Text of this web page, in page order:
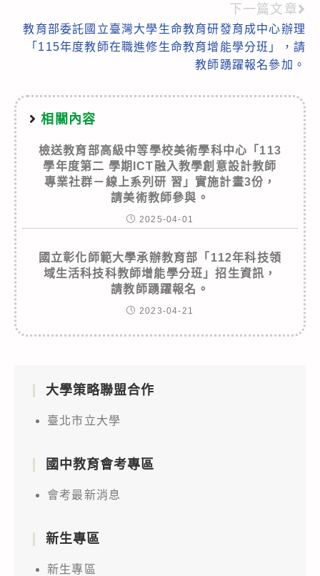
下一篇文章
教育部委託國立臺灣大學生命教育研發育成中心辦理
「115年度教師在職進修生命教育增能學分班」，請
教師踴躍報名參加。
相關內容
檢送教育部高級中等學校美術學科中心「113
學年度第二 學期ICT融入教學創意設計教師
專業社群－線上系列研 習」實施計畫3份，
請美術教師參與。
2025-04-01
國立彰化師範大學承辦教育部「112年科技領
域生活科技科教師增能學分班」招生資訊，
請教師踴躍報名。
2023-04-21
大學策略聯盟合作
臺北市立大學
國中教育會考專區
會考最新消息
新生專區
新生專區